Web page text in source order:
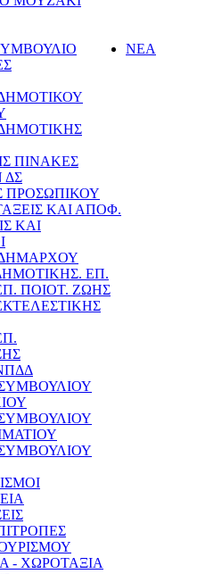
ΝΕΑ
ΠΙΝΑΚΕΣ
ΔΣ
ΠΡΟΣΩΠΙΚΟΥ
ΚΑΙ ΑΠΟΦ.
ΚΑΙ
ΕΠ.
ΠΟΙOΤ. ΖΩΗΣ
- ΧΩΡΟΤΑΞΙΑ